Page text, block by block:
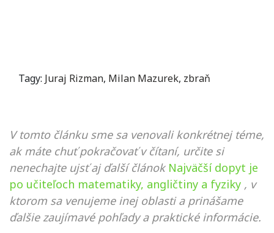
Tagy: Juraj Rizman, Milan Mazurek, zbraň
V tomto článku sme sa venovali konkrétnej téme,
ak máte chuť pokračovať v čítaní, určite si
nenechajte ujsť aj ďalší článok Najväčší dopyt je
po učiteľoch matematiky, angličtiny a fyziky , v
ktorom sa venujeme inej oblasti a prinášame
ďalšie zaujímavé pohľady a praktické informácie.